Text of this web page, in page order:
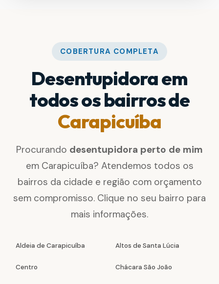
COBERTURA COMPLETA
Desentupidora em
todos os bairros de
Carapicuíba
Procurando desentupidora perto de mim
em Carapicuíba? Atendemos todos os
bairros da cidade e região com orçamento
sem compromisso. Clique no seu bairro para
mais informações.
Aldeia de Carapicuíba Altos de Santa Lúcia
Centro Chácara São João